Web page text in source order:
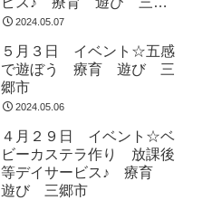
市 2024.05.07
５月３日 イベント☆五感
で遊ぼう 療育 遊び 三
郷市
2024.05.06
４月２９日 イベント☆ベ
ビーカステラ作り 放課後
等デイサービス♪ 療育
遊び 三郷市